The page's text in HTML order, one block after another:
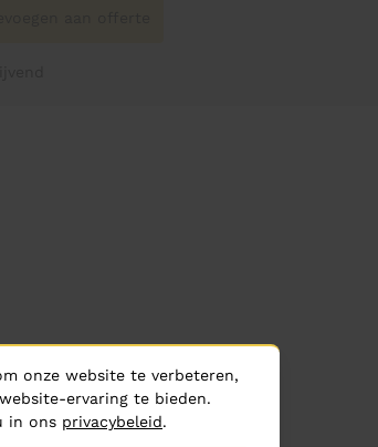
onze website te verbeteren,
ervaring te bieden.
in ons privacybeleid.